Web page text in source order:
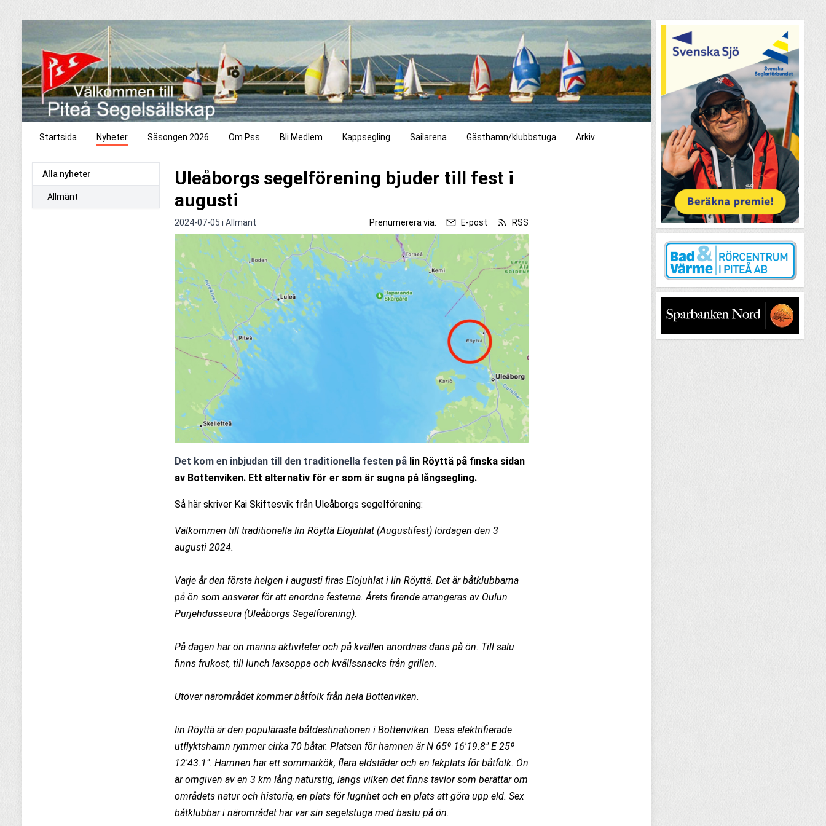
Startsida Nyheter Säsongen 2026 Om Pss Bli Medlem Kappsegling Sailarena Gästhamn/klubbstuga Arkiv
Alla nyheter
Allmänt
Uleåborgs segelförening bjuder till fest i
augusti
2024-07-05 i Allmänt Prenumerera via: E-post RSS
Det kom en inbjudan till den traditionella festen på Iin Röyttä på finska sidan
av Bottenviken. Ett alternativ för er som är sugna på långsegling.
Så här skriver Kai Skiftesvik från Uleåborgs segelförening:
Välkommen till traditionella Iin Röyttä Elojuhlat (Augustifest) lördagen den 3
augusti 2024.
Varje år den första helgen i augusti firas Elojuhlat i Iin Röyttä. Det är båtklubbarna
på ön som ansvarar för att anordna festerna. Årets firande arrangeras av Oulun
Purjehdusseura (Uleåborgs Segelförening).
På dagen har ön marina aktiviteter och på kvällen anordnas dans på ön. Till salu
finns frukost, till lunch laxsoppa och kvällssnacks från grillen.
Utöver närområdet kommer båtfolk från hela Bottenviken.
Iin Röyttä är den populäraste båtdestinationen i Bottenviken. Dess elektrifierade
utflyktshamn rymmer cirka 70 båtar. Platsen för hamnen är N 65º 16'19.8" E 25º
12'43.1". Hamnen har ett sommarkök, flera eldstäder och en lekplats för båtfolk. Ön
är omgiven av en 3 km lång naturstig, längs vilken det finns tavlor som berättar om
områdets natur och historia, en plats för lugnhet och en plats att göra upp eld. Sex
båtklubbar i närområdet har var sin segelstuga med bastu på ön.